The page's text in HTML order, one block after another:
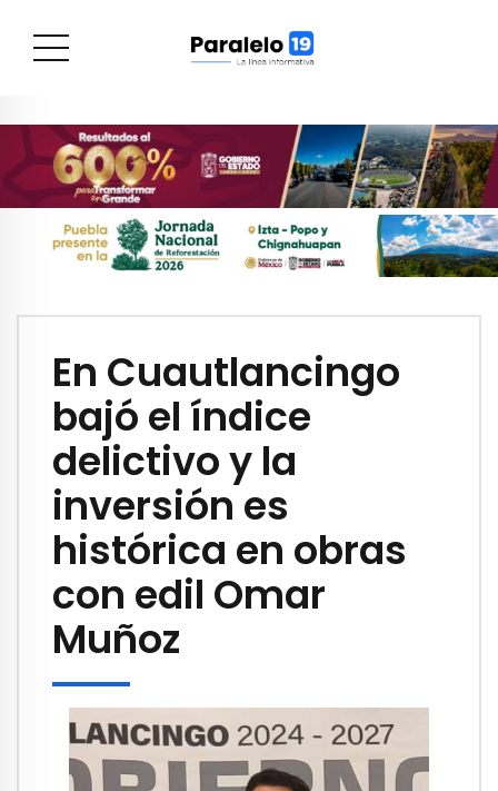
En Cuautlancingo
bajó el índice
delictivo y la
inversión es
histórica en obras
con edil Omar
Muñoz